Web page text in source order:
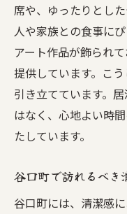
特別な時間
谷口町の居
谷口町の魅
清潔な居酒屋
清潔な居酒
居酒屋の清
名古屋市で
清潔感が居
席や、ゆったりとし
人や家族との食事に
アート作品が飾られ
提供しています。こ
引き立てています。
はなく、心地よい時
たしています。
谷口町で訪れるべき
谷口町には、清潔感